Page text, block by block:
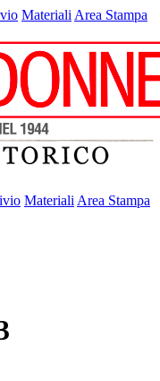
Materiali Area Stampa
Materiali Area Stampa